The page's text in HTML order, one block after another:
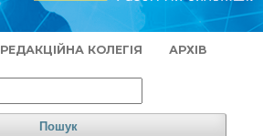
РЕДАКЦІЙНА КОЛЕГІЯ АРХІВ
Пошук